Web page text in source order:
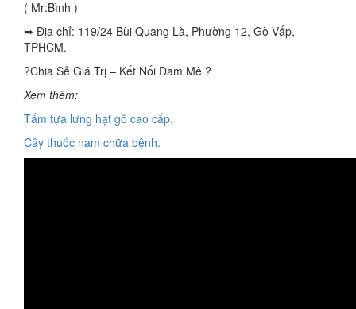
( Mr:Bình )
➥ Địa chỉ: 119/24 Bùi Quang Là, Phường 12, Gò Vấp,
TPHCM.
?Chia Sẻ Giá Trị – Kết Nối Đam Mê ?
Xem thêm:
Tấm tựa lưng hạt gỗ cao cấp.
Cây thuốc nam chữa bệnh.